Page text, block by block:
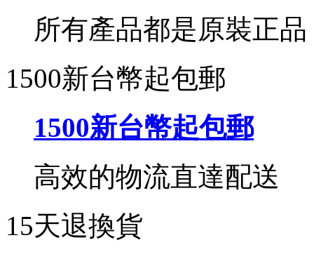
所有產品都是原裝正品
1500新台幣起包郵
1500新台幣起包郵
高效的物流直達配送
15天退換貨